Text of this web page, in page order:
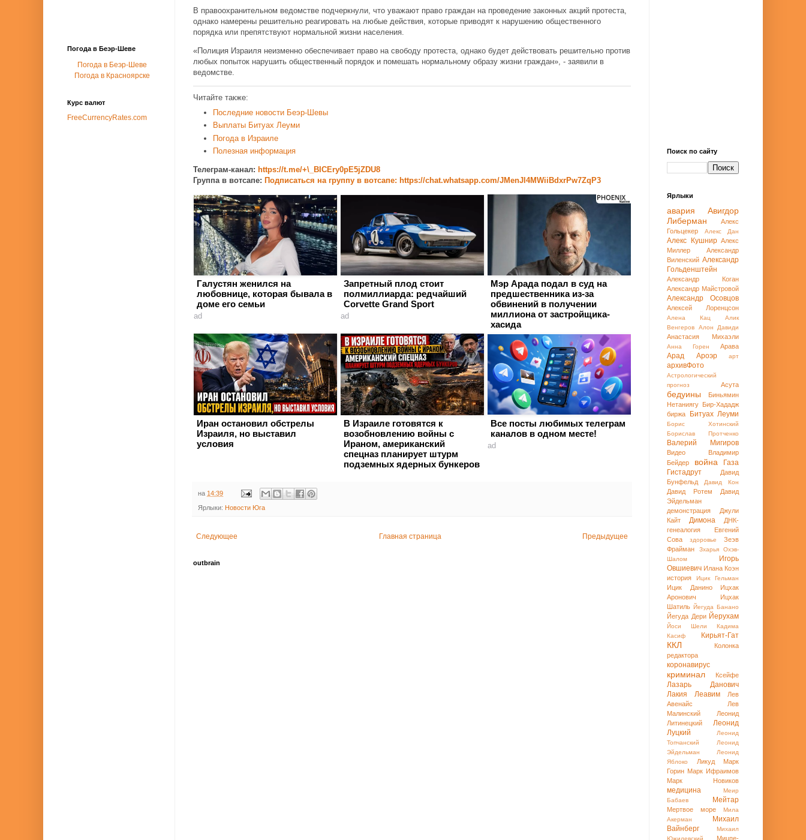
В правоохранительном ведомстве подчеркнули, что уважают право граждан на проведение законных акций протеста,
однако намерены решительно реагировать на любые действия, которые приводят к нарушению общественного
порядка или препятствуют нормальной жизни населения.
«Полиция Израиля неизменно обеспечивает право на свободу протеста, однако будет действовать решительно против
любых попыток нарушить общественный порядок и помешать нормальному образу жизни граждан», - заявили в
ведомстве.
Читайте также:
Последние новости Беэр-Шевы
Выплаты Битуах Леуми
Погода в Израиле
Полезная информация
Телеграм-канал: https://t.me/+\_BICEry0pE5jZDU8
Группа в вотсапе: Подписаться на группу в вотсапе: https://chat.whatsapp.com/JMenJl4MWiiBdxrPw7ZqP3
Галустян женился на
любовнице, которая бывала в
доме его семьи
ad
Запретный плод стоит
полмиллиарда: редчайший
Corvette Grand Sport
ad
Мэр Арада подал в суд на
предшественника из-за
обвинений в получении
миллиона от застройщика-
хасида
Иран остановил обстрелы
Израиля, но выставил
условия
В Израиле готовятся к
возобновлению войны с
Ираном, американский
спецназ планирует штурм
подземных ядерных бункеров
Все посты любимых телеграм
каналов в одном месте!
ad
на 14:39
Ярлыки: Новости Юга
Следующее Предыдущее
Главная страница
outbrain
Погода в Беэр-Шеве
Погода в Беэр-Шеве
Погода в Красноярске
Курс валют
FreeCurrencyRates.com
Поиск по сайту
Ярлыки
авария
Авигдор
Либерман
Алекс
Гольцекер
Алекс Дан
Алекс Кушнир Алекс
Миллер
Александр
Виленский Александр
Гольденштейн
Александр Коган
Александр Майстровой
Александр Осовцов
Алексей Лоренцсон
Алена Кац
Алик
Венгеров
Алон Давиди
Анастасия Михаэли
Анна Горен Арава
Арад Ароэр арт
архивФото
Астрологический
прогноз
Асута
бедуины
Биньямин
Нетаниягу Бир-Хададж
биржа
Битуах Леуми
Борис Хотинский
Борислав Протченко
Валерий Мигиров
Видео
Владимир
Бейдер
война
Газа
Гистадрут
Давид
Бунфельд
Давид Кон
Давид Ротем
Давид
Эйдельман
демонстрация
Джули
Кайт
Димона
ДНК-
генеалогия
Евгений
Сова
здоровье
Зеэв
Фрайман
Зхарья Охэв-
Шалом
Игорь
Овшиевич Илана Коэн
история
Ицик Гельман
Ицик Данино
Ицхак
Аронович
Ицхак
Шатиль Йегуда Банано
Йегуда Дери Йерухам
Йоси Шели
Кадима
Касиф
Кирьят-Гат
ККЛ
Колонка
редактора
коронавирус
криминал Ксейфе
Лазарь Данович
Лакия
Леавим
Лев
Авенайс
Лев
Малинский
Леонид
Литинецкий
Леонид
Луцкий
Леонид
Топчанский
Леонид
Эйдельман
Леонид
Яблоко
Ликуд
Марк
Горин Марк Ифраимов
Марк Новиков
медицина
Меир
Бабаев
Мейтар
Мертвое море
Мила
Акерман
Михаил
Вайнберг
Михаил
Южилевский
Мицпе-